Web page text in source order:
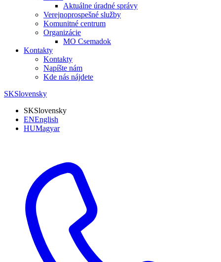
Aktuálne úradné správy
Verejnoprospešné služby
Komunitné centrum
Organizácie
MO Csemadok
Kontakty
Kontakty
Napíšte nám
Kde nás nájdete
SKSlovensky
SKSlovensky
ENEnglish
HUMagyar